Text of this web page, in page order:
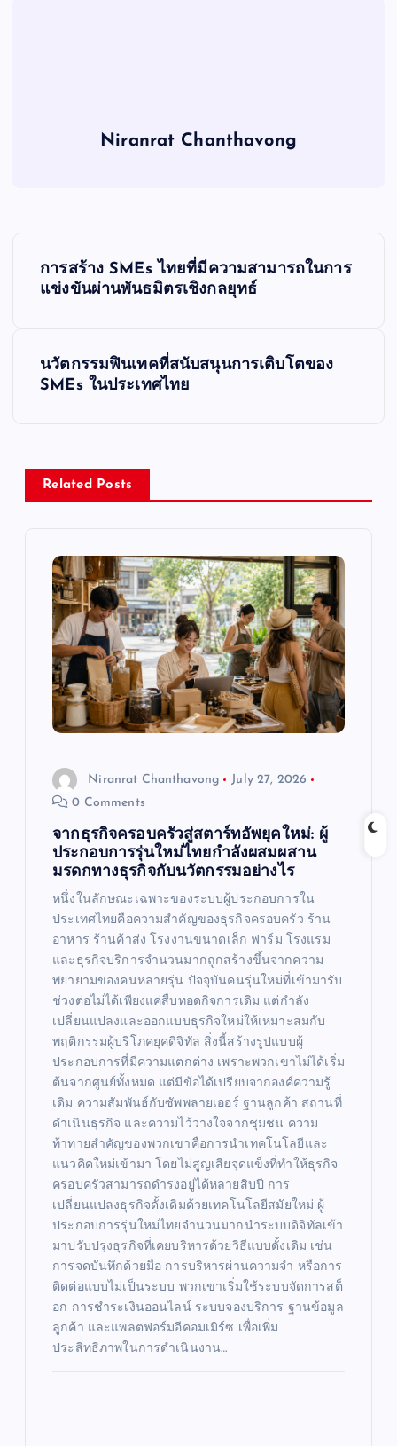
Niranrat Chanthavong
a
การสร้าง SMEs ไทยที่มีความสามารถในการ
แข่งขันผ่านพันธมิตรเชิงกลยุทธ์
นวัตกรรมฟินเทคที่สนับสนุนการเติบโตของ
SMEs ในประเทศไทย
Related Posts
Niranrat Chanthavong
July 27, 2026
0 Comments
จากธุรกิจครอบครัวสู่สตาร์ทอัพยุคใหม่: ผู้
ประกอบการรุ่นใหม่ไทยกำลังผสมผสาน
มรดกทางธุรกิจกับนวัตกรรมอย่างไร
หนึ่งในลักษณะเฉพาะของระบบผู้ประกอบการใน
ประเทศไทยคือความสำคัญของธุรกิจครอบครัว ร้าน
อาหาร ร้านค้าส่ง โรงงานขนาดเล็ก ฟาร์ม โรงแรม
และธุรกิจบริการจำนวนมากถูกสร้างขึ้นจากความ
พยายามของคนหลายรุ่น ปัจจุบันคนรุ่นใหม่ที่เข้ามารับ
ช่วงต่อไม่ได้เพียงแค่สืบทอดกิจการเดิม แต่กำลัง
เปลี่ยนแปลงและออกแบบธุรกิจใหม่ให้เหมาะสมกับ
พฤติกรรมผู้บริโภคยุคดิจิทัล สิ่งนี้สร้างรูปแบบผู้
ประกอบการที่มีความแตกต่าง เพราะพวกเขาไม่ได้เริ่ม
ต้นจากศูนย์ทั้งหมด แต่มีข้อได้เปรียบจากองค์ความรู้
เดิม ความสัมพันธ์กับซัพพลายเออร์ ฐานลูกค้า สถานที่
ดำเนินธุรกิจ และความไว้วางใจจากชุมชน ความ
ท้าทายสำคัญของพวกเขาคือการนำเทคโนโลยีและ
แนวคิดใหม่เข้ามา โดยไม่สูญเสียจุดแข็งที่ทำให้ธุรกิจ
ครอบครัวสามารถดำรงอยู่ได้หลายสิบปี การ
เปลี่ยนแปลงธุรกิจดั้งเดิมด้วยเทคโนโลยีสมัยใหม่ ผู้
ประกอบการรุ่นใหม่ไทยจำนวนมากนำระบบดิจิทัลเข้า
มาปรับปรุงธุรกิจที่เคยบริหารด้วยวิธีแบบดั้งเดิม เช่น
การจดบันทึกด้วยมือ การบริหารผ่านความจำ หรือการ
ติดต่อแบบไม่เป็นระบบ พวกเขาเริ่มใช้ระบบจัดการสต็
อก การชำระเงินออนไลน์ ระบบจองบริการ ฐานข้อมูล
ลูกค้า และแพลตฟอร์มอีคอมเมิร์ซ เพื่อเพิ่ม
ประสิทธิภาพในการดำเนินงาน…